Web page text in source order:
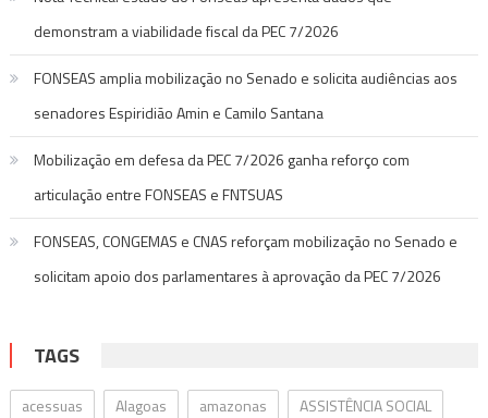
demonstram a viabilidade fiscal da PEC 7/2026
FONSEAS amplia mobilização no Senado e solicita audiências aos
senadores Espiridião Amin e Camilo Santana
Mobilização em defesa da PEC 7/2026 ganha reforço com
articulação entre FONSEAS e FNTSUAS
FONSEAS, CONGEMAS e CNAS reforçam mobilização no Senado e
solicitam apoio dos parlamentares à aprovação da PEC 7/2026
TAGS
acessuas Alagoas amazonas
ASSISTÊNCIA SOCIAL